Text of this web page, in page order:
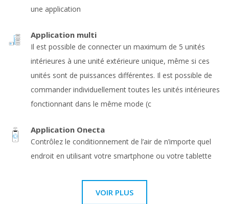
une application
Application multi
Il est possible de connecter un maximum de 5 unités
intérieures à une unité extérieure unique, même si ces
unités sont de puissances différentes. Il est possible de
commander individuellement toutes les unités intérieures
fonctionnant dans le même mode (c
Application Onecta
Contrôlez le conditionnement de l’air de n’importe quel
endroit en utilisant votre smartphone ou votre tablette
VOIR PLUS